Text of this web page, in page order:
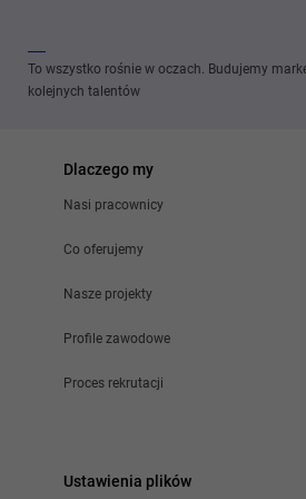
To wszystko rośnie w oczach. Budujemy
kolejnych talentów
Dlaczego my
Nasi pracownicy
Co oferujemy
Nasze projekty
Profile zawodowe
Proces rekrutacji
Ustawienia plików